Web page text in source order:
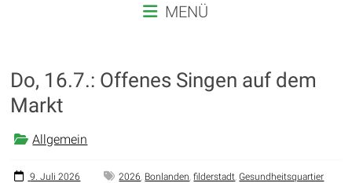
VERSORGT
FILDERSTADT
Website
der
Filderstadt
MENÜ
Do, 16.7.: Offenes Singen auf dem
Markt
Allgemein
9. Juli 2026 2026, Bonlanden,filderstadt,Gesundheitsquartier